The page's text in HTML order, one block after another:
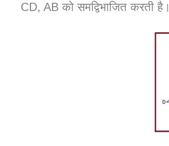
CD, AB को समद्विभाजित करती है।